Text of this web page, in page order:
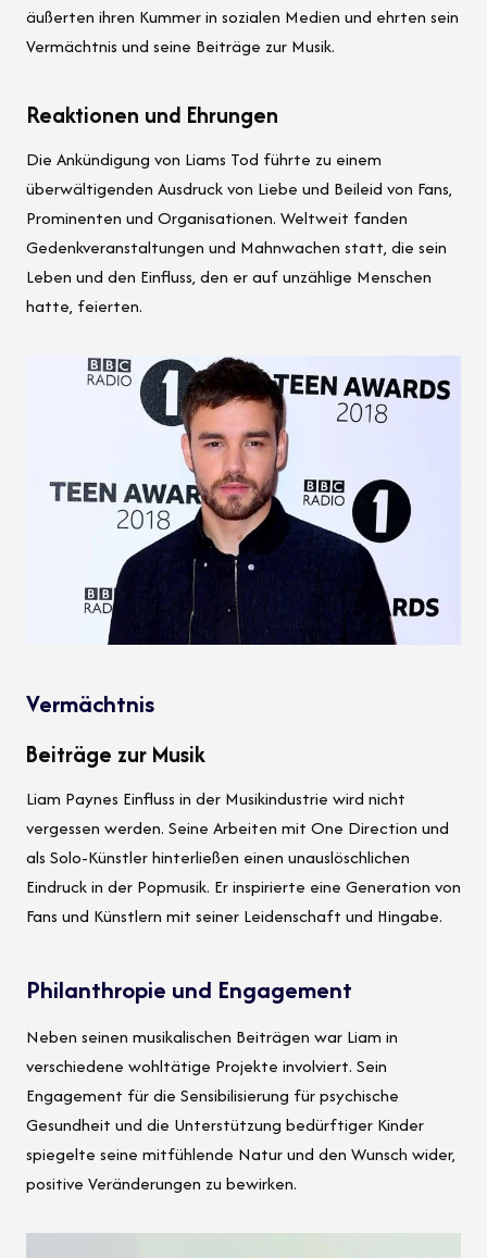
äußerten ihren Kummer in sozialen Medien und ehrten sein
Vermächtnis und seine Beiträge zur Musik.
Reaktionen und Ehrungen
Die Ankündigung von Liams Tod führte zu einem
überwältigenden Ausdruck von Liebe und Beileid von Fans,
Prominenten und Organisationen. Weltweit fanden
Gedenkveranstaltungen und Mahnwachen statt, die sein
Leben und den Einfluss, den er auf unzählige Menschen
hatte, feierten.
Vermächtnis
Beiträge zur Musik
Liam Paynes Einfluss in der Musikindustrie wird nicht
vergessen werden. Seine Arbeiten mit One Direction und
als Solo-Künstler hinterließen einen unauslöschlichen
Eindruck in der Popmusik. Er inspirierte eine Generation von
Fans und Künstlern mit seiner Leidenschaft und Hingabe.
Philanthropie und Engagement
Neben seinen musikalischen Beiträgen war Liam in
verschiedene wohltätige Projekte involviert. Sein
Engagement für die Sensibilisierung für psychische
Gesundheit und die Unterstützung bedürftiger Kinder
spiegelte seine mitfühlende Natur und den Wunsch wider,
positive Veränderungen zu bewirken.